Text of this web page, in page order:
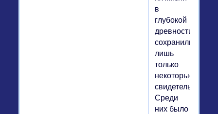
в
глубокой
древности
сохранились
лишь
только
некоторые
свидетельства.
Среди
них было